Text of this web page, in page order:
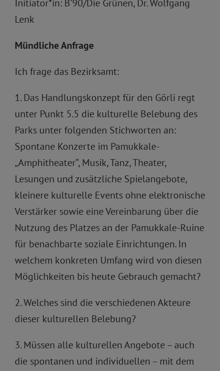
Initiator*in: B’90/Die Grünen, Dr. Wolfgang
Lenk
Mündliche Anfrage
Ich frage das Bezirksamt:
1. Das Handlungskonzept für den Görli regt
unter Punkt 5.5 die kulturelle Belebung des
Parks unter folgenden Stichworten an:
Spontane Konzerte im Pamukkale-
„Amphitheater“, Musik, Tanz, Theater,
Lesungen und zusätzliche Spielangebote,
kleinere kulturelle Events ohne elektronische
Verstärker sowie eine Vereinbarung über die
Nutzung des Platzes an der Pamukkale-Ruine
für benachbarte soziale Einrichtungen. In
welchem konkreten Umfang wird von diesen
Möglichkeiten bis heute Gebrauch gemacht?
2. Welches sind die verschiedenen Akteure
dieser kulturellen Belebung?
3. Müssen alle kulturellen Angebote – auch
die spontanen und individuellen – mit dem